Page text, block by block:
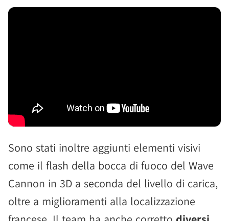
Sono stati inoltre aggiunti elementi visivi
come il flash della bocca di fuoco del Wave
Cannon in 3D a seconda del livello di carica,
oltre a miglioramenti alla localizzazione